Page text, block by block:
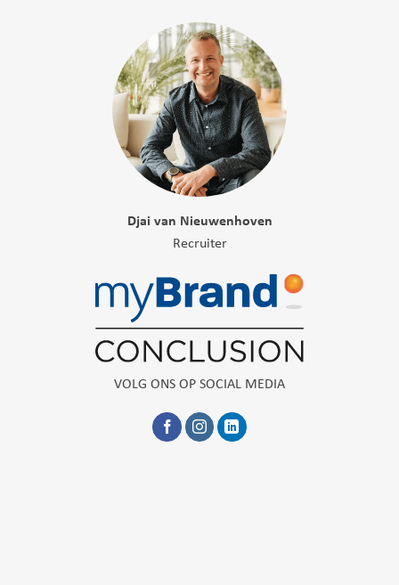
Djai van Nieuwenhoven
Recruiter
VOLG ONS OP SOCIAL MEDIA